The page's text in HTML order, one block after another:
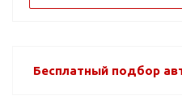
Бесплатный подбор